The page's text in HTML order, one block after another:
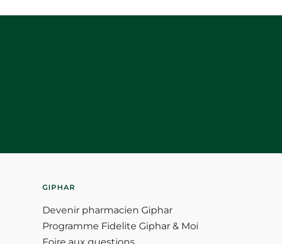
GIPHAR
Devenir pharmacien Giphar
Programme Fidelite Giphar & Moi
Foire aux questions